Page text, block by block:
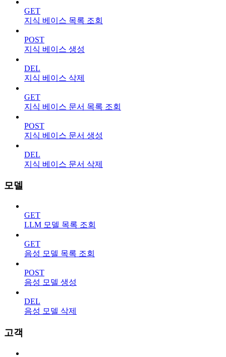
GET
지식 베이스 목록 조회
POST
지식 베이스 생성
DEL
지식 베이스 삭제
GET
지식 베이스 문서 목록 조회
POST
지식 베이스 문서 생성
DEL
지식 베이스 문서 삭제
모델
GET
LLM 모델 목록 조회
GET
음성 모델 목록 조회
POST
음성 모델 생성
DEL
음성 모델 삭제
고객